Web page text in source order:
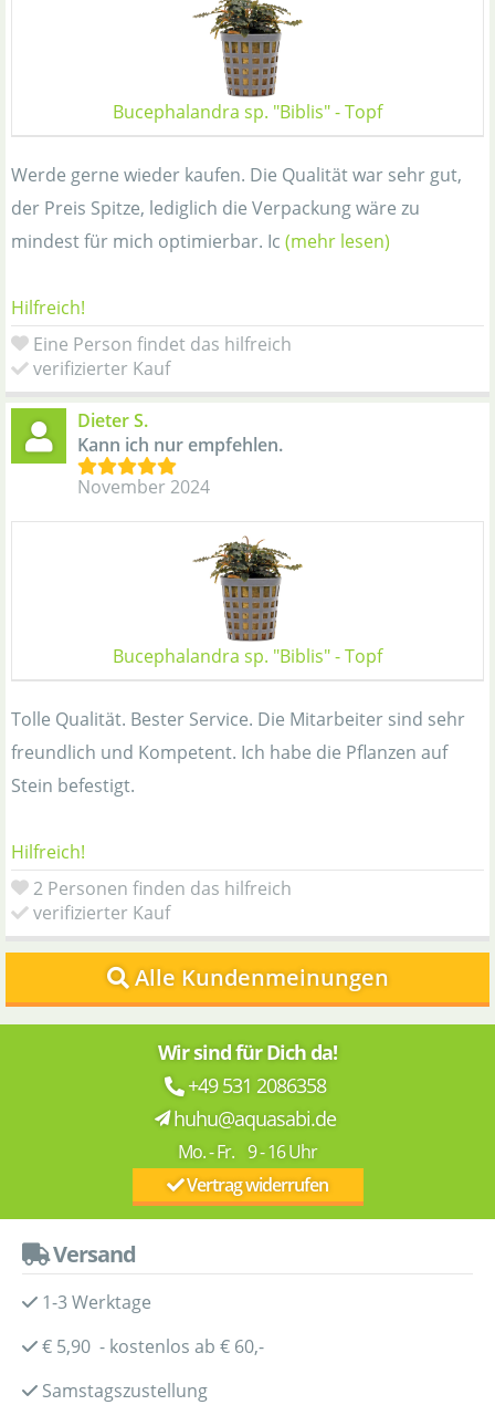
Bucephalandra sp. "Biblis" - Topf
Werde gerne wieder kaufen. Die Qualität war sehr gut,
der Preis Spitze, lediglich die Verpackung wäre zu
mindest für mich optimierbar. Ic (mehr lesen)
Hilfreich!
Eine Person findet das hilfreich
verifizierter Kauf
Dieter S.
Kann ich nur empfehlen.
November 2024
Bucephalandra sp. "Biblis" - Topf
Tolle Qualität. Bester Service. Die Mitarbeiter sind sehr
freundlich und Kompetent. Ich habe die Pflanzen auf
Stein befestigt.
Hilfreich!
2 Personen finden das hilfreich
verifizierter Kauf
Alle Kundenmeinungen
Wir sind für Dich da!
+49 531 2086358
huhu@aquasabi.de
Mo. - Fr. 9 - 16 Uhr
Vertrag widerrufen
Versand
1-3 Werktage
€ 5,90 - kostenlos ab € 60,-
Samstagszustellung